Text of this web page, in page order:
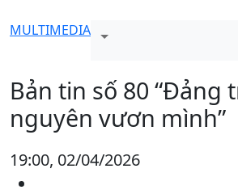
MULTIMEDIA
Bản tin số 80 “Đảng
nguyên vươn mình”
19:00, 02/04/2026